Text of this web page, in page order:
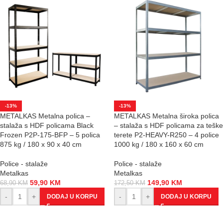
-13%
METALKAS Metalna polica –
stalaža s HDF policama Black
Frozen P2P-175-BFP – 5 polica
875 kg / 180 x 90 x 40 cm
Police - stalaže
Metalkas
68,90KM 59,90 KM
-
+ DODAJ U KORPU
-13%
METALKAS Metalna široka polica
– stalaža s HDF policama za teške
terete P2-HEAVY-R250 – 4 police
1000 kg / 180 x 160 x 60 cm
Police - stalaže
Metalkas
172,50KM 149,90 KM
-
+ DODAJ U KORPU